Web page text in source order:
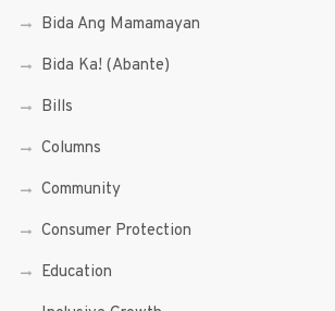
Bida Ang Mamamayan
Bida Ka! (Abante)
Bills
Columns
Community
Consumer Protection
Education